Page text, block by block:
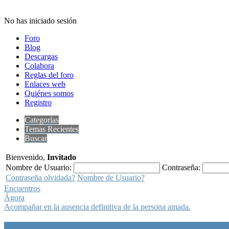
No has iniciado sesión
Foro
Blog
Descargas
Colabora
Reglas del foro
Enlaces web
Quiénes somos
Registro
Categorías
Temas Recientes
Buscar
Bienvenido, Invitado
Nombre de Usuario:
Contraseña:
Contraseña olvidada? Nombre de Usuario?
Encuentros
Ágora
Acompañar en la ausencia definitiva de la persona amada.